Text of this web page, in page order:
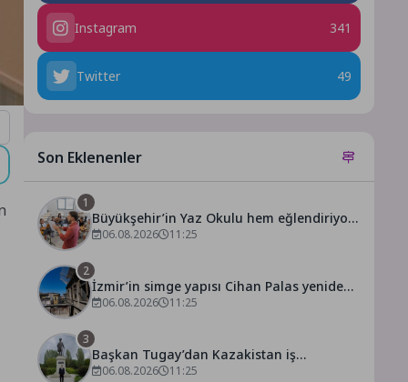
Instagram 341
Twitter 49
Son Eklenenler
1
Büyükşehir’in Yaz Okulu hem eğlendiriyor
hem öğretiyor
06.08.2026 11:25
2
İzmir’in simge yapısı Cihan Palas yeniden
hayat buluyor
06.08.2026 11:25
3
Başkan Tugay’dan Kazakistan iş
dünyasına İzmir daveti
06.08.2026 11:25